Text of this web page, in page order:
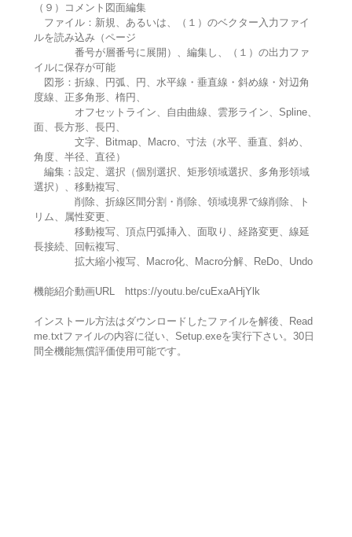
（９）コメント図面編集
ファイル：新規、あるいは、（１）のベクター入力ファイ
ルを読み込み（ページ
番号が層番号に展開）、編集し、（１）の出力ファ
イルに保存が可能
図形：折線、円弧、円、水平線・垂直線・斜め線・対辺角
度線、正多角形、楕円、
オフセットライン、自由曲線、雲形ライン、Spline、
面、長方形、長円、
文字、Bitmap、Macro、寸法（水平、垂直、斜め、
角度、半径、直径）
編集：設定、選択（個別選択、矩形領域選択、多角形領域
選択）、移動複写、
削除、折線区間分割・削除、領域境界で線削除、ト
リム、属性変更、
移動複写、頂点円弧挿入、面取り、経路変更、線延
長接続、回転複写、
拡大縮小複写、Macro化、Macro分解、ReDo、Undo
機能紹介動画URL https://youtu.be/cuExaAHjYlk
インストール方法はダウンロードしたファイルを解後、Read
me.txtファイルの内容に従い、Setup.exeを実行下さい。30日
間全機能無償評価使用可能です。